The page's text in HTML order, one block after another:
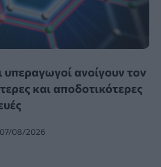
υπεραγωγοί ανοίγουν τον
και αποδοτικότερες
08/2026